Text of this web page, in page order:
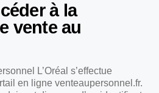
à la
vente au
L’Oréal s’effectue
en ligne venteaupersonnel.fr.